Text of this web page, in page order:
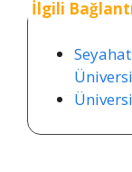
İlgili